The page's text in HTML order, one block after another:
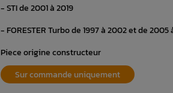
- STI de 2001 à 2019
- FORESTER Turbo de 1997 à 2002 et de 2005
Piece origine constructeur
Sur commande uniquement